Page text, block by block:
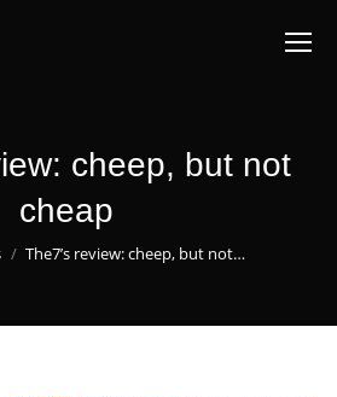
cheep, but not
cheap
hier:
The7’s review: cheep, but not…